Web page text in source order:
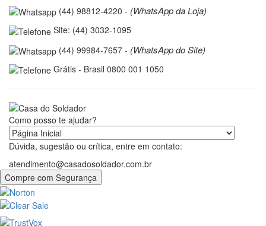
(44) 98812-4220 - (WhatsApp da Loja)
Site: (44) 3032-1095
(44) 99984-7657 - (WhatsApp do Site)
Grátis - Brasil 0800 001 1050
Como posso te ajudar?
Dúvida, sugestão ou crítica, entre em contato:
atendimento@casadosoldador.com.br
Compre com Segurança